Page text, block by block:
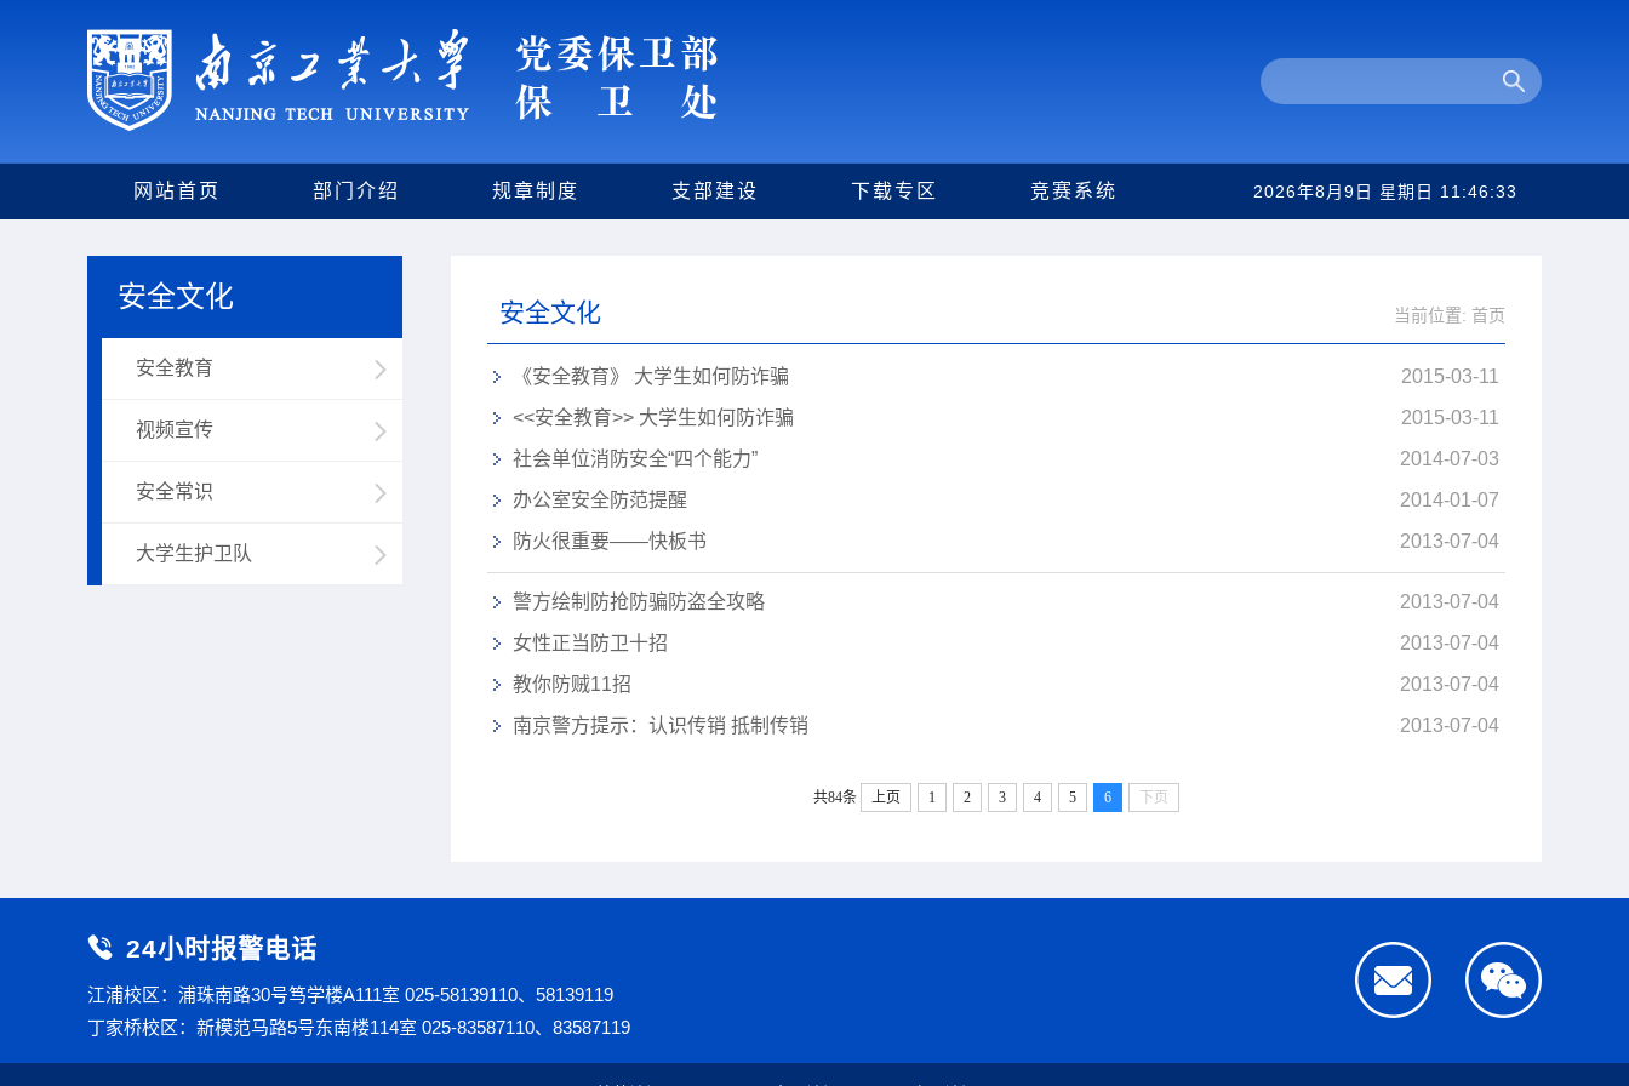
网站首页 部门介绍 规章制度 支部建设 下载专区 竞赛系统 2026年8月9日 星期日 11:46:33
安全文化
安全教育
视频宣传
安全常识
大学生护卫队
安全文化 当前位置: 首页
《安全教育》 大学生如何防诈骗
2015-03-11
<<安全教育>> 大学生如何防诈骗
2015-03-11
社会单位消防安全“四个能力”
2014-07-03
办公室安全防范提醒
2014-01-07
防火很重要——快板书
2013-07-04
警方绘制防抢防骗防盗全攻略
2013-07-04
女性正当防卫十招
2013-07-04
教你防贼11招
2013-07-04
南京警方提示：认识传销 抵制传销
2013-07-04
共84条 上页 1 2 3 4 5 6 下页
24小时报警电话
江浦校区：浦珠南路30号笃学楼A111室 025-58139110、58139119
丁家桥校区：新模范马路5号东南楼114室 025-83587110、83587119